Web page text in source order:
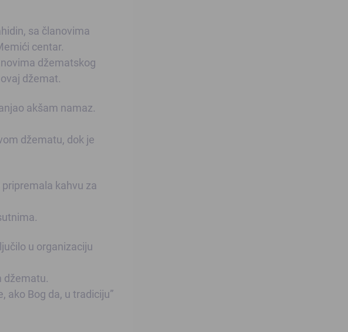
sa članovima
centar.
džematskog
džemat.
akšam namaz.
džematu, dok je
kahvu za
u organizaciju
džematu.
ako Bog da, u tradiciju”